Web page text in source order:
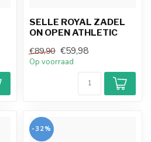
SELLE ROYAL ZADEL
ON OPEN ATHLETIC
€89,90 €59,98
Op voorraad
-32%